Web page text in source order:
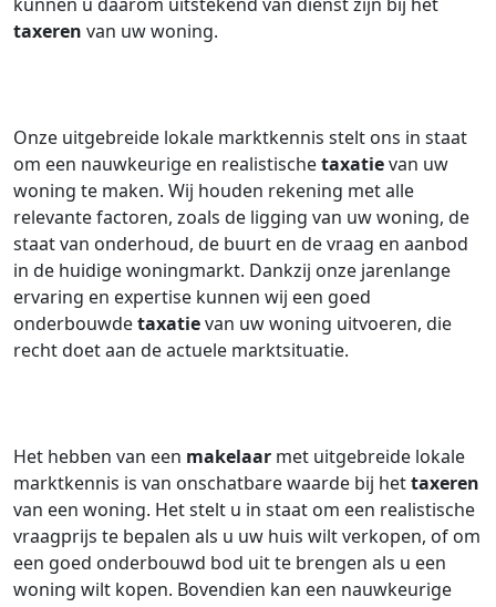
taxeren van uw woning.
Onze uitgebreide lokale marktkennis stelt ons in staat
om een nauwkeurige en realistischetaxatievan uw
woning te maken. Wij houden rekening met alle
relevante factoren, zoals de ligging van uw woning, de
staat van onderhoud, de buurt en de vraag en aanbod
in de huidige woningmarkt. Dankzij onze jarenlange
ervaring en expertise kunnen wij een goed
onderbouwdetaxatievan uw woning uitvoeren, die
recht doet aan de actuele marktsituatie.
Het hebben van een makelaar met uitgebreide lokale
marktkennis is van onschatbare waarde bij hettaxeren
van een woning. Het stelt u in staat om een realistische
vraagprijs te bepalen als u uw huis wilt verkopen, of om
een goed onderbouwd bod uit te brengen als u een
woning wilt kopen. Bovendien kan een nauwkeurige